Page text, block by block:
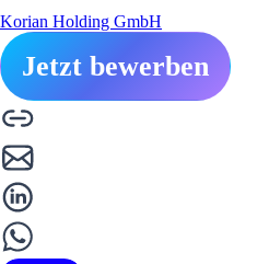
Korian Holding GmbH
Jetzt bewerben